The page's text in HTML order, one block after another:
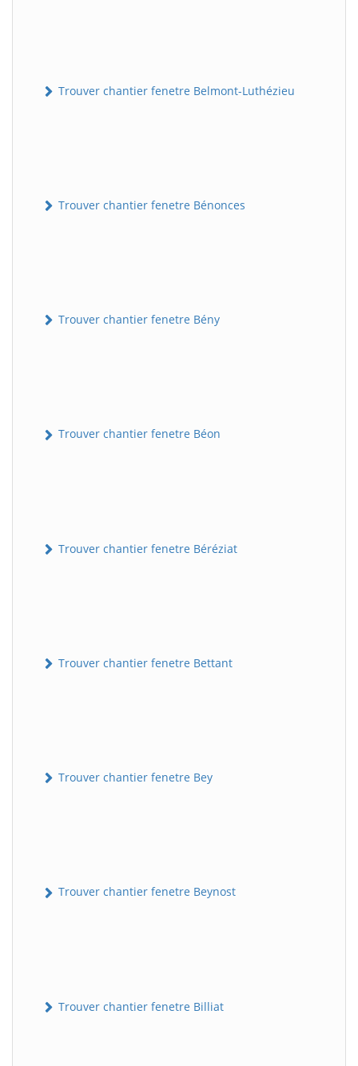
Trouver chantier fenetre Belmont-Luthézieu
Trouver chantier fenetre Bénonces
Trouver chantier fenetre Bény
Trouver chantier fenetre Béon
Trouver chantier fenetre Béréziat
Trouver chantier fenetre Bettant
Trouver chantier fenetre Bey
Trouver chantier fenetre Beynost
Trouver chantier fenetre Billiat